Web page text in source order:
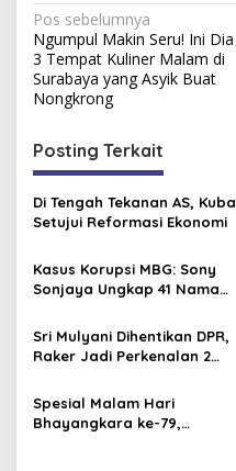
N
a
v
i
g
a
s
i
p
o
s
Pos sebelumnya
Ngumpul Makin Seru! Ini Dia
3 Tempat Kuliner Malam di
Surabaya yang Asyik Buat
Nongkrong
Posting Terkait
Di Tengah Tekanan AS, Kuba
Setujui Reformasi Ekonomi
Kasus Korupsi MBG: Sony
Sonjaya Ungkap 41 Nama
Titik Dapur SPPG
Sri Mulyani Dihentikan DPR,
Raker Jadi Perkenalan 2
Spesial Malam Hari
Bhayangkara ke-79,